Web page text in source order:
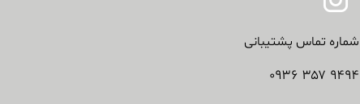
شماره تماس پشتیبانی
۹۴۹۴ ۳۵۷ ۰۹۳۶